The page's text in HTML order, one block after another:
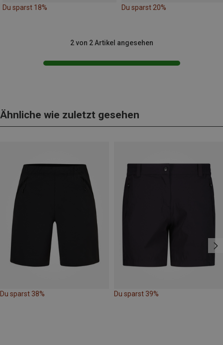
Du sparst 18% Du sparst 20%
2 von 2 Artikel angesehen
Ähnliche wie zuletzt gesehen
Du sparst 38% Du sparst 39%